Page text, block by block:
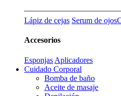
Lápiz de cejas Serum de ojos
Accesorios
Esponjas Aplicadores
Cuidado Corporal
Bomba de baño
Aceite de masaje